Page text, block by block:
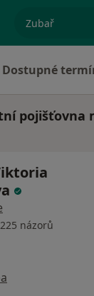
specializace,
Dostupné
pojišťovna
225 názorů